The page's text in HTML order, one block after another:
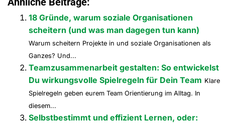
18 Gründe, warum soziale Organisationen
scheitern (und was man dagegen tun kann)
Warum scheitern Projekte in und soziale Organisationen als
Ganzes? Und...
Teamzusammenarbeit gestalten: So entwickelst
Du wirkungsvolle Spielregeln für Dein Team Klare
Spielregeln geben eurem Team Orientierung im Alltag. In
diesem...
Selbstbestimmt und effizient Lernen, oder: